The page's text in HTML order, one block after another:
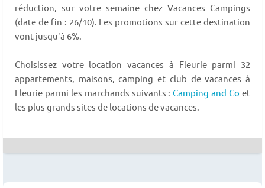
réduction, sur votre semaine chez Vacances Campings
(date de fin : 26/10). Les promotions sur cette destination
vont jusqu'à 6%.
Choisissez votre location vacances à Fleurie parmi 32
appartements, maisons, camping et club de vacances à
Fleurie parmi les marchands suivants :Camping and Co et
les plus grands sites de locations de vacances.